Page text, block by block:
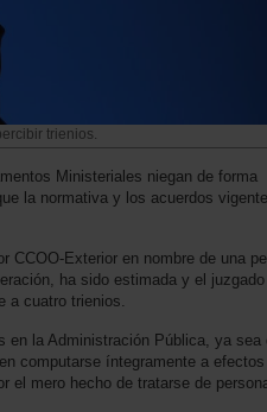
trienios.
Ministeriales niegan de forma
la normativa y los acuerdos
CCOO-Exterior en nombre de una
ha sido estimada y el
a cuatro trienios.
en la Administración Pública, ya sea
computarse íntegramente a
el mero hecho de tratarse de